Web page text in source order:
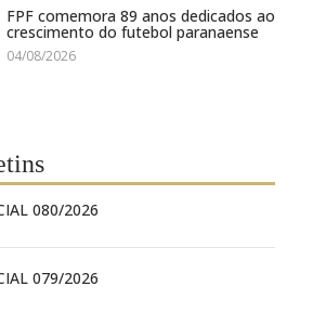
FPF comemora 89 anos dedicados ao
crescimento do futebol paranaense
04/08/2026
080/2026
079/2026